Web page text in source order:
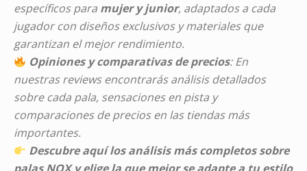
específicos para mujer y junior, adaptados a cada
jugador con diseños exclusivos y materiales que
garantizan el mejor rendimiento.
Opiniones y comparativas de precios: En
nuestras reviews encontrarás análisis detallados
sobre cada pala, sensaciones en pista y
comparaciones de precios en las tiendas más
importantes.
Descubre aquí los análisis más completos sobre